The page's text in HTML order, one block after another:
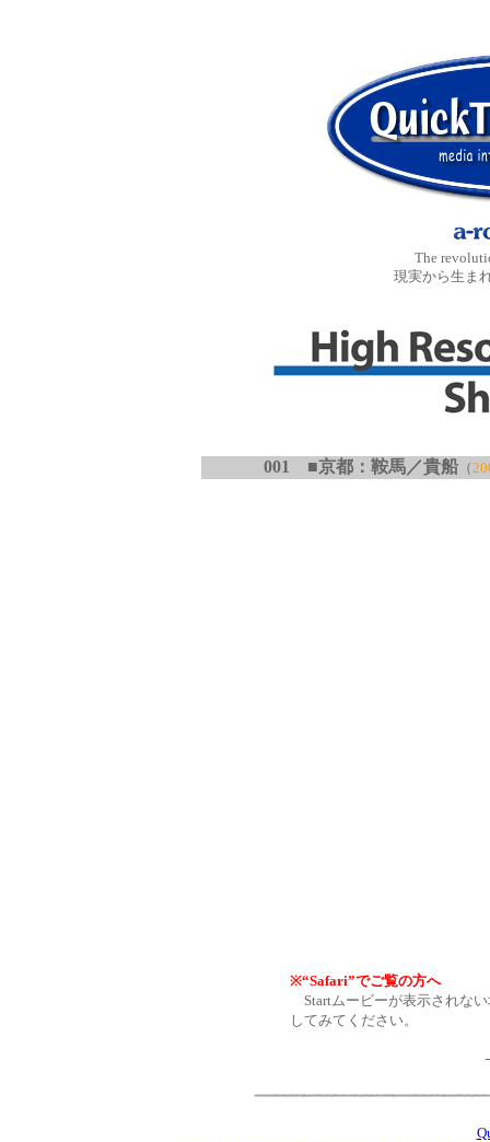
The
現実から生ま
001 ■京都：鞍馬／貴船 （
※“Safari”でご覧の方へ
Startムービーが表示されな
してみてください。